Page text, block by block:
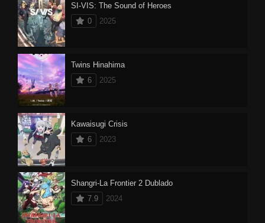
SI-VIS: The Sound of Heroes
0
2025
Twins Hinahima
6
2025
Kawaisugi Crisis
6
2023
Shangri-La Frontier 2 Dublado
7.9
2024